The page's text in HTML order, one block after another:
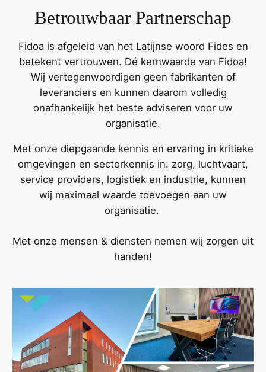
Betrouwbaar Partnerschap
Fidoa is afgeleid van het Latijnse woord Fides en
betekent vertrouwen. Dé kernwaarde van Fidoa!
Wij vertegenwoordigen geen fabrikanten of
leveranciers en kunnen daarom volledig
onafhankelijk het beste adviseren voor uw
organisatie.
Met onze diepgaande kennis en ervaring in kritieke
omgevingen en sectorkennis in: zorg, luchtvaart,
service providers, logistiek en industrie, kunnen
wij maximaal waarde toevoegen aan uw
organisatie.
Met onze mensen & diensten nemen wij zorgen uit
handen!